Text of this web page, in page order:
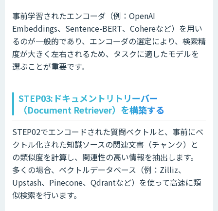
事前学習されたエンコーダ（例：OpenAI
Embeddings、Sentence-BERT、Cohereなど）を用い
るのが一般的であり、エンコーダの選定により、検索精
度が大きく左右されるため、タスクに適したモデルを
選ぶことが重要です。
STEP03:ドキュメントリトリーバー
（Document Retriever）を構築する
STEP02でエンコードされた質問ベクトルと、事前にベ
クトル化された知識ソースの関連文書（チャンク）と
の類似度を計算し、関連性の高い情報を抽出します。
多くの場合、ベクトルデータベース（例：Zilliz、
Upstash、Pinecone、Qdrantなど）を使って高速に類
似検索を行います。